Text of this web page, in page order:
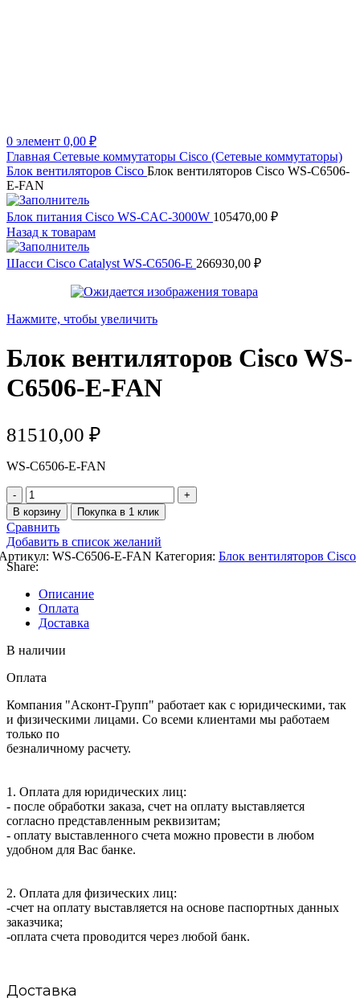
0 элемент 0,00 ₽
Главная Сетевые коммутаторы Cisco (Сетевые коммутаторы)
Блок вентиляторов Cisco Блок вентиляторов Cisco WS-C6506-
E-FAN
Блок питания Cisco WS-CAC-3000W 105470,00 ₽
Назад к товарам
Шасси Cisco Catalyst WS-C6506-E 266930,00 ₽
Нажмите, чтобы увеличить
Блок вентиляторов Cisco WS-
C6506-E-FAN
81510,00 ₽
WS-C6506-E-FAN
Количество
товара
Блок
вентиляторов
Cisco
WS-
E-
FAN
В корзину Покупка в 1 клик
Сравнить
Добавить в список желаний
WS-C6506-E-FAN Категория: Блок вентиляторов Cisco
Share:
Описание
Оплата
Доставка
В наличии
Оплата
Компания "Асконт-Групп" работает как с юридическими, так
и физическими лицами. Со всеми клиентами мы работаем
только по
безналичному расчету.
1. Оплата для юридических лиц:
- после обработки заказа, счет на оплату выставляется
согласно представленным реквизитам;
- оплату выставленного счета можно провести в любом
удобном для Вас банке.
2. Оплата для физических лиц:
-счет на оплату выставляется на основе паспортных данных
заказчика;
-оплата счета проводится через любой банк.
Доставка